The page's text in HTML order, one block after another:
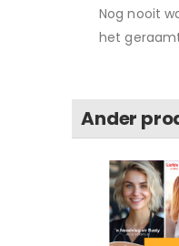
Nog nooit
het
Ander